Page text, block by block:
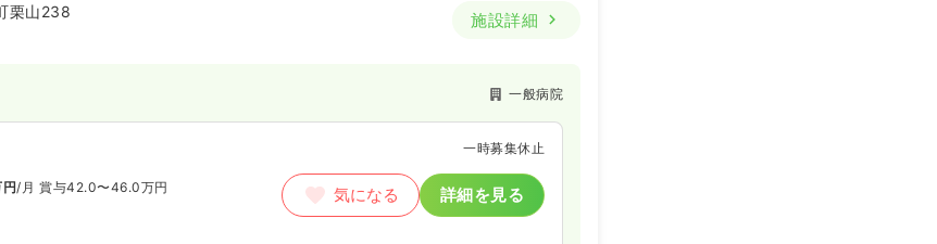
栗山238
施設詳細
一般病院
一時募集休止
/月 賞与42.0〜46.0万円 気になる 詳細を見る